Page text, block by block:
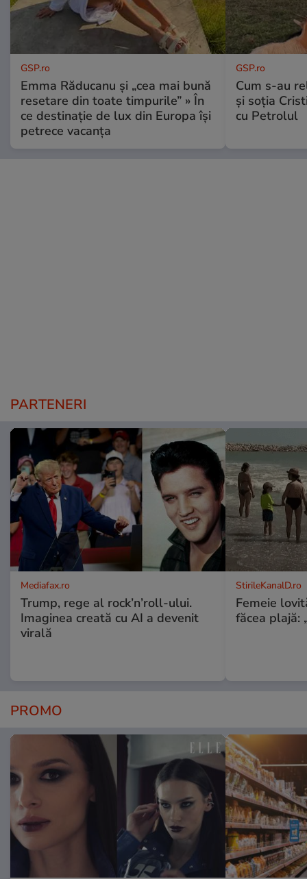
GSP.ro
Emma Răducanu și „cea mai bună
resetare din toate timpurile” » În
ce destinație de lux din Europa își
petrece vacanța
GSP.ro
Cum s-au
și soția
cu Petrolul
PARTENERI
Mediafax.ro
Trump, rege al rock’n’roll-ului.
Imaginea creată cu AI a devenit
virală
StirileKanalD.ro
Femeie
făcea plajă:
PROMO